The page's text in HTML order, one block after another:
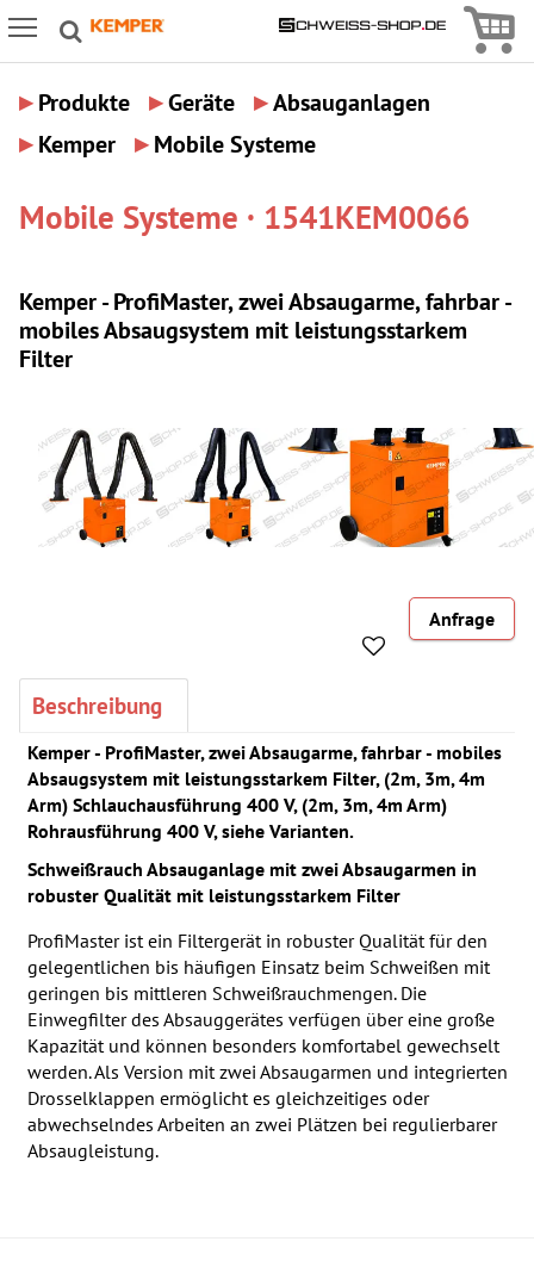
Icon Menu
▸ Produkte ▸Geräte ▸Absauganlagen
▸ Kemper ▸ Mobile Systeme
Mobile Systeme · 1541KEM0066
Kemper - ProfiMaster, zwei Absaugarme, fahrbar -
mobiles Absaugsystem mit leistungsstarkem
Filter
Anfrage
Beschreibung
Kemper - ProfiMaster, zwei Absaugarme, fahrbar - mobiles
Absaugsystem mit leistungsstarkem Filter, (2m, 3m, 4m
Arm) Schlauchausführung 400 V, (2m, 3m, 4m Arm)
Rohrausführung 400 V, siehe Varianten.
Schweißrauch Absauganlage mit zwei Absaugarmen in
robuster Qualität mit leistungsstarkem Filter
ProfiMaster ist ein Filtergerät in robuster Qualität für den
gelegentlichen bis häufigen Einsatz beim Schweißen mit
geringen bis mittleren Schweißrauchmengen. Die
Einwegfilter des Absauggerätes verfügen über eine große
Kapazität und können besonders komfortabel gewechselt
werden. Als Version mit zwei Absaugarmen und integrierten
Drosselklappen ermöglicht es gleichzeitiges oder
abwechselndes Arbeiten an zwei Plätzen bei regulierbarer
Absaugleistung.